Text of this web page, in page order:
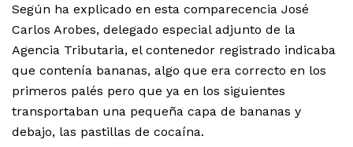
Según ha explicado en esta comparecencia José
Carlos Arobes, delegado especial adjunto de la
Agencia Tributaria, el contenedor registrado indicaba
que contenía bananas, algo que era correcto en los
primeros palés pero que ya en los siguientes
transportaban una pequeña capa de bananas y
debajo, las pastillas de cocaína.